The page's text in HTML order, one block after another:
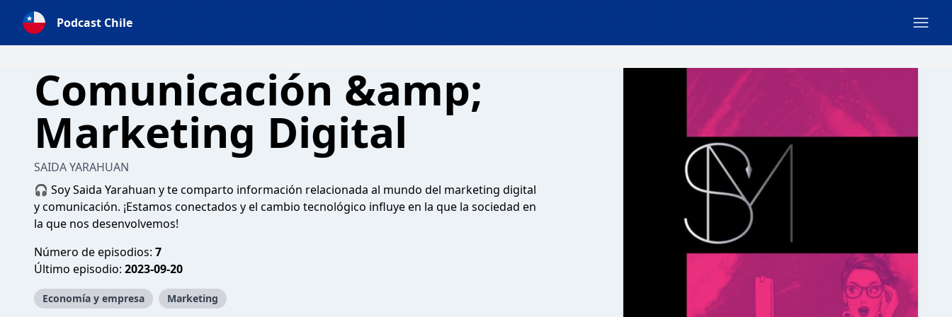
Podcast Chile
Comunicación &amp;
Marketing Digital
SAIDA YARAHUAN
🎧 Soy Saida Yarahuan y te comparto información relacionada al mundo del marketing digital
y comunicación. ¡Estamos conectados y el cambio tecnológico influye en la que la sociedad en
la que nos desenvolvemos!
Número de episodios: 7
Último episodio: 2023-09-20
Economía y empresa Marketing